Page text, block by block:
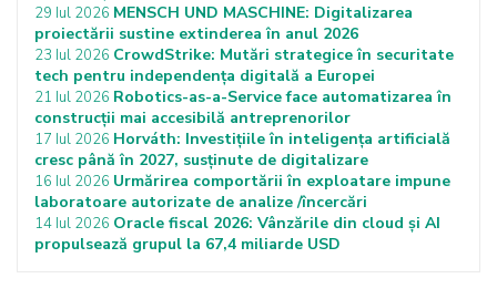
29 Iul 2026 MENSCH UND MASCHINE: Digitalizarea
proiectării sustine extinderea în anul 2026
23 Iul 2026 CrowdStrike: Mutări strategice în securitate
tech pentru independența digitală a Europei
21 Iul 2026 Robotics-as-a-Service face automatizarea în
construcții mai accesibilă antreprenorilor
17 Iul 2026 Horváth: Investițiile în inteligența artificială
cresc până în 2027, susținute de digitalizare
16 Iul 2026 Urmărirea comportării în exploatare impune
laboratoare autorizate de analize /încercări
14 Iul 2026 Oracle fiscal 2026: Vânzările din cloud și AI
propulsează grupul la 67,4 miliarde USD